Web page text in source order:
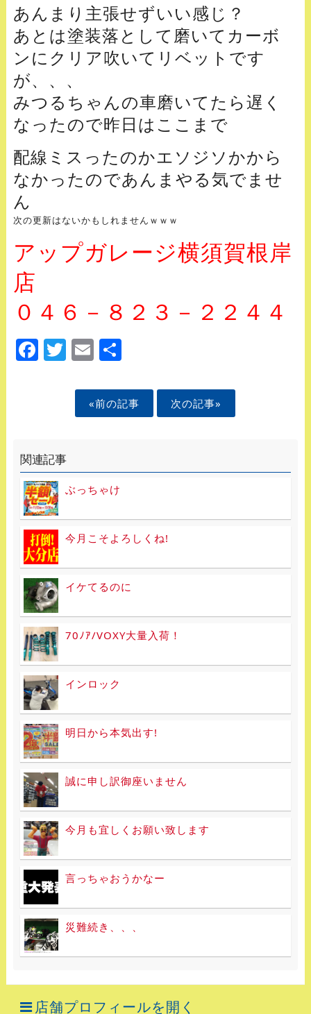
あんまり主張せずいい感じ？
あとは塗装落として磨いてカーボ
ンにクリア吹いてリベットです
が、、、
みつるちゃんの車磨いてたら遅く
なったので昨日はここまで
配線ミスったのかエソジソかから
なかったのであんまやる気でませ
ん
次の更新はないかもしれませんｗｗｗ
アップガレージ横須賀根岸
店
０４６－８２３－２２４４
Facebook
Twitter
EmailShare
«前の記事 次の記事»
関連記事
ぶっちゃけ
今月こそよろしくね!
イケてるのに
70ﾉｱ/VOXY大量入荷！
インロック
明日から本気出す!
誠に申し訳御座いません
今月も宜しくお願い致します
言っちゃおうかなー
災難続き、、、
店舗プロフィールを開く